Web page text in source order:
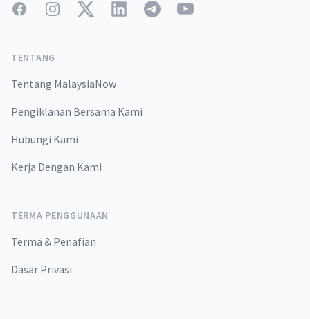
FacebookInstagramTwitterLinkedInTelegramYouTube
TENTANG
Tentang MalaysiaNow
Pengiklanan Bersama Kami
Hubungi Kami
Kerja Dengan Kami
TERMA PENGGUNAAN
Terma & Penafian
Dasar Privasi